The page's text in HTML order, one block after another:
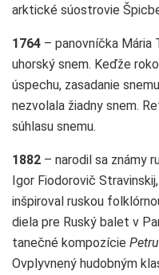
arktické súostrovie
1764 – panovníčka Mária
uhorský snem. Keďže
úspechu, zasadanie
nezvolala žiadny snem.
súhlasu snemu.
1882 – narodil sa známy
Igor Fiodorovič
inšpiroval ruskou
diela pre Ruský balet v
tanečné kompozície
Ovplyvnený hudobným